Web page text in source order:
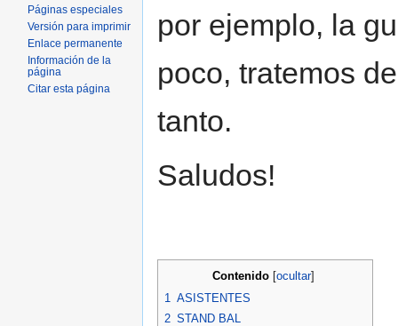
por ejemplo, la
poco, tratemos
tanto.
Saludos!
Contenido ocultar]
1 ASISTENTES
2 STAND BAL
Páginas especiales
Versión para imprimir
Enlace permanente
Información de la
página
Citar esta página